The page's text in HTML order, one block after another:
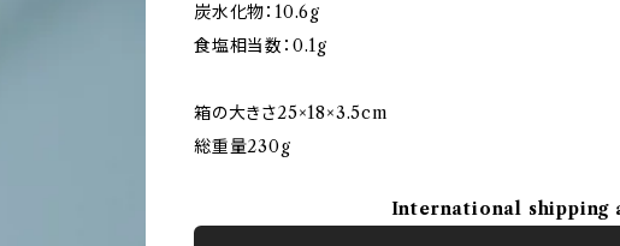
炭水化物：10.6g
食塩相当数：0.1g
箱の大きさ25×18×3.5cm
総重量230g
International shipping